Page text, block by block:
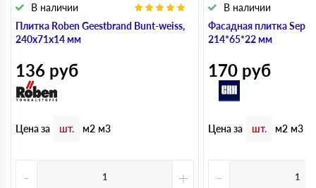
Плитка Roben Geestbrand Bunt-weiss,
240х71х14 мм
В наличии
136 руб
Цена за шт. м2 м3
- +
Фасадная плитка Sepia
214*65*22 мм
В наличии
170 руб
Цена за шт. м2 м3
-